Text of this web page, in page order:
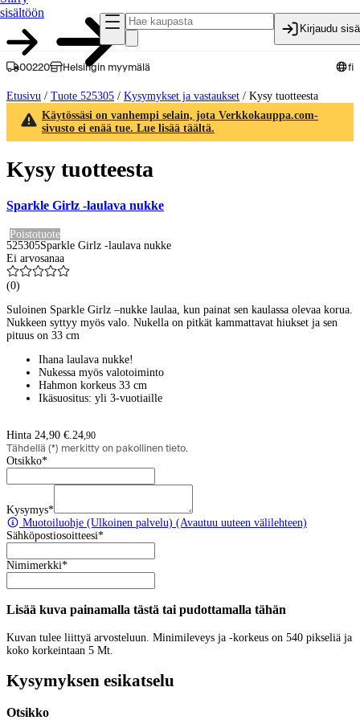
sisältöön
Kirjaudu
00220 Helsingin myymälä fi
Etusivu / Tuote 525305 / Kysymykset ja vastaukset / Kysy tuotteesta
Käytössäsi on vanhempi selain, jota Verkkokauppa.com-
sivusto ei enää tue. Lue lisää täältä.
Kysy tuotteesta
Sparkle Girlz -laulava nukke
Poistotuote
525305Sparkle Girlz -laulava nukke
Ei arvosanaa
(0)
Suloinen Sparkle Girlz –nukke laulaa, kun painat sen kaulassa olevaa korua.
Nukkeen syttyy myös valo. Nukella on pitkät kammattavat hiukset ja sen
pituus on 33 cm
Ihana laulava nukke!
Nukessa myös valotoiminto
Hahmon korkeus 33 cm
Ikäsuositus: yli 3-vuotiaille
Hinta 24,90 €. 24,90
Tähdellä (*) merkitty on pakollinen tieto.
Otsikko*
Kysymys*
Muotoiluohje (Ulkoinen palvelu) (Avautuu uuteen välilehteen)
Sähköpostiosoitteesi*
Nimimerkki*
Lisää kuva painamalla tästä tai pudottamalla tähän
Kuvan tulee liittyä arvosteluun. Minimileveys ja -korkeus on 540 pikseliä ja
koko korkeintaan 5 Mt.
Kysymyksen esikatselu
Otsikko